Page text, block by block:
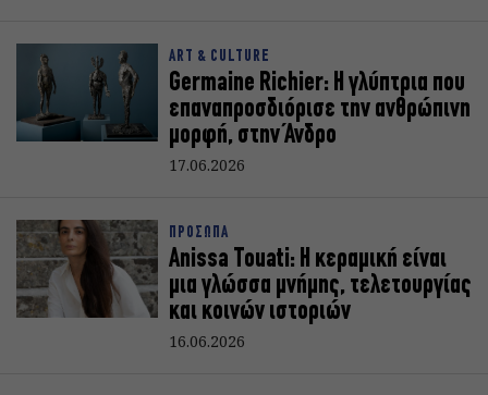
ART & CULTURE
Germaine Richier: Η γλύπτρια που
επαναπροσδιόρισε την ανθρώπινη
μορφή, στην Άνδρο
17.06.2026
ΠΡΟΣΩΠΑ
Anissa Touati: Η κεραμική είναι
μια γλώσσα μνήμης, τελετουργίας
και κοινών ιστοριών
16.06.2026